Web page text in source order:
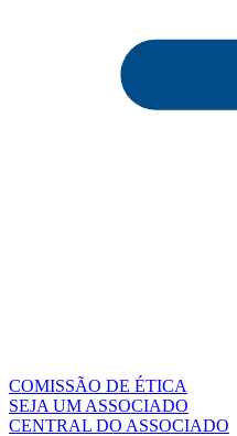
COMISSÃO DE ÉTICA
SEJA UM ASSOCIADO
CENTRAL DO ASSOCIADO